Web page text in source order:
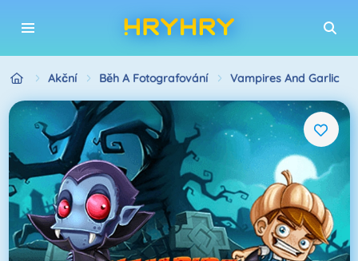
Akční Běh A Fotografování Vampires And Garlic